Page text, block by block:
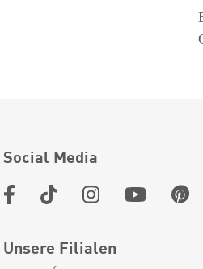
Social Media
Unsere Filialen